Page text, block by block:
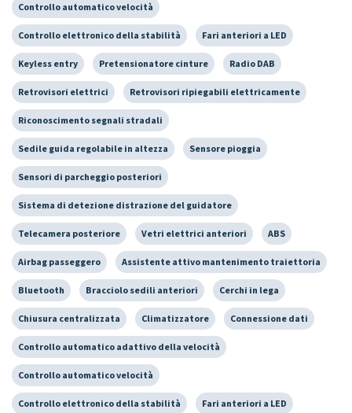
Controllo automatico velocità
Controllo elettronico della stabilità Fari anteriori a LED
Keyless entry Pretensionatore cinture Radio DAB
Retrovisori elettrici Retrovisori ripiegabili elettricamente
Riconoscimento segnali stradali
Sedile guida regolabile in altezza Sensore pioggia
Sensori di parcheggio posteriori
Sistema di detezione distrazione del guidatore
Telecamera posteriore Vetri elettrici anteriori ABS
Airbag passeggero Assistente attivo mantenimento traiettoria
Bluetooth Bracciolo sedili anteriori Cerchi in lega
Chiusura centralizzata Climatizzatore Connessione dati
Controllo automatico adattivo della velocità
Controllo automatico velocità
Controllo elettronico della stabilità Fari anteriori a LED